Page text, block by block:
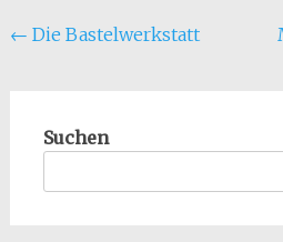
Beitragsnavigation
← Die Bastelwerkstatt
Suchen